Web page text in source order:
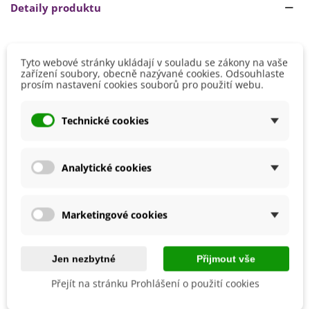
Nádoby s vysetými semínky umístíme
Ven sazeničky přesouvámeve druhé polovině května,
stanoviště volímeslunečné,polostinné,dobře
chráněné před větrem. Půda by měla
Detaily produktu
Únor
Výška
10 - 20 cm
Barva Květů
BIO Kvalita
Ne
Výrobce
SemenaOnline
Nehybridní
Tyto webové stránky ukládají v souladu se zákony na vaše
zařízení soubory, obecně nazývané cookies. Odsouhlaste
prosím nastavení cookies souborů pro použití webu.
Technické cookies
Analytické cookies
Marketingové cookies
Jen nezbytné Přijmout vše
Přejít na stránku Prohlášení o použití cookies